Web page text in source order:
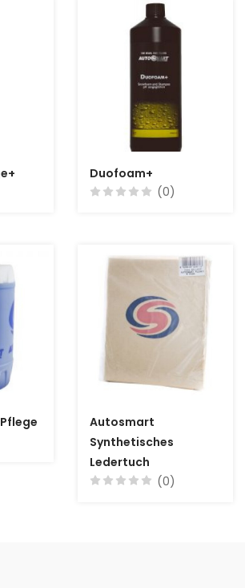
Duofoam+
(0)
Autosmart
Synthetisches
Ledertuch
(0)